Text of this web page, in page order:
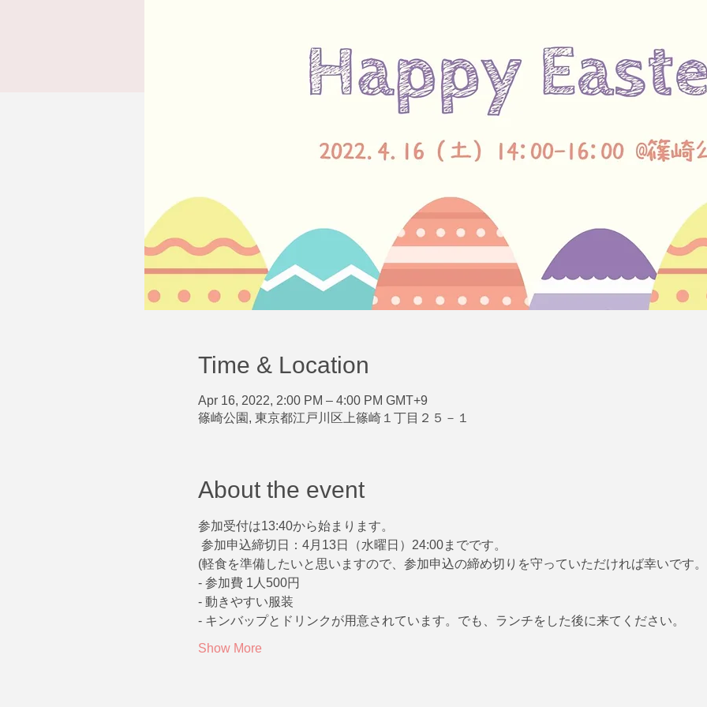
Time & Location
Apr 16, 2022, 2:00 PM – 4:00 PM GMT+9
篠崎公園, 東京都江戸川区上篠崎１丁目２５－１
About the event
参加受付は13:40から始まります。
参加申込締切日：4月13日（水曜日）24:00までです。
(軽食を準備したいと思いますので、参加申込の締め切りを守っていただければ幸いです
- 参加費 1人500円
- 動きやすい服装
- キンバップとドリンクが用意されています。でも、ランチをした後に来てください。
Show More